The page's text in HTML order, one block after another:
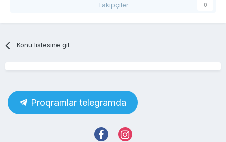
Takipçiler 0
Konu listesine git
Proqramlar telegramda